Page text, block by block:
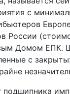
с
России
Домом ЕПК.
с
подшипника